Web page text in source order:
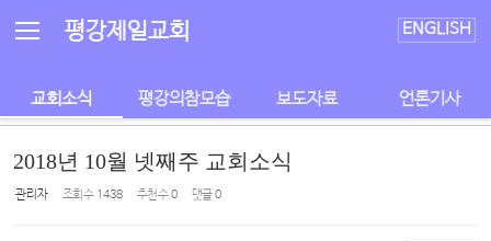
평강제일교회 ENGLISH
교회소식 평강의참모습 보도자료 언론기사
2018년 10월 넷째주 교회소식
관리자 조회 수 1438 추천 수0 댓글0